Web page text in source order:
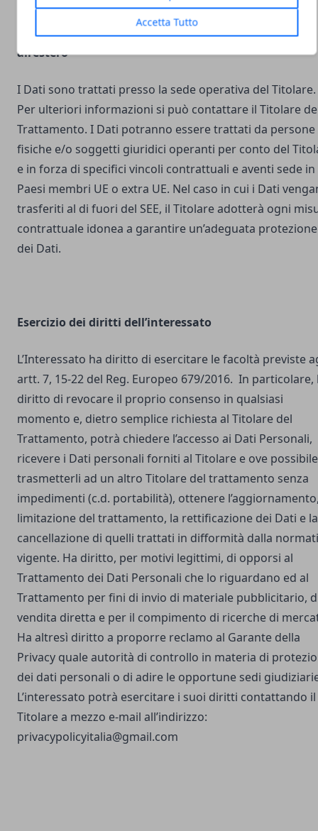
Accetta Tutto
Luogo del Trattamento e trasferimento dei Dati
all’estero
I Dati sono trattati presso la sede operativa del Titolare.
Per ulteriori informazioni si può contattare il Titolare
Trattamento. I Dati potranno essere trattati da persone
fisiche e/o soggetti giuridici operanti per conto del
e in forza di specifici vincoli contrattuali e aventi sede in
Paesi membri UE o extra UE. Nel caso in cui i Dati
trasferiti al di fuori del SEE, il Titolare adotterà ogni
contrattuale idonea a garantire un’adeguata protezione
dei Dati.
Esercizio dei diritti dell’interessato
L’Interessato ha diritto di esercitare le facoltà previste
artt. 7, 15-22 del Reg. Europeo 679/2016. In particolare,
diritto di revocare il proprio consenso in qualsiasi
momento e, dietro semplice richiesta al Titolare del
Trattamento, potrà chiedere l’accesso ai Dati Personali,
ricevere i Dati personali forniti al Titolare e ove possibile
trasmetterli ad un altro Titolare del trattamento senza
impedimenti (c.d. portabilità), ottenere
limitazione del trattamento, la rettificazione dei Dati e la
cancellazione di quelli trattati in difformità dalla
vigente. Ha diritto, per motivi legittimi, di opporsi al
Trattamento dei Dati Personali che lo riguardano ed al
Trattamento per fini di invio di materiale pubblicitario,
vendita diretta e per il compimento di ricerche di
Ha altresì diritto a proporre reclamo al Garante della
Privacy quale autorità di controllo in materia di
dei dati personali o di adire le opportune sedi
L’interessato potrà esercitare i suoi diritti contattando il
Titolare a mezzo e-mail all’indirizzo:
privacypolicyitalia@gmail.com